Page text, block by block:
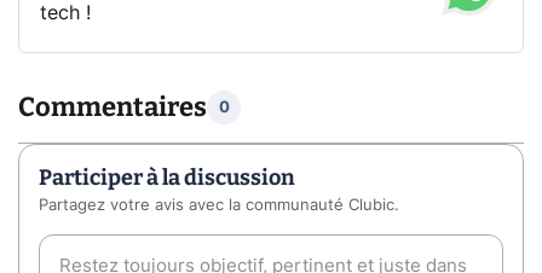
tech !
Commentaires 0
Participer à la discussion
Partagez votre avis avec la communauté Clubic.